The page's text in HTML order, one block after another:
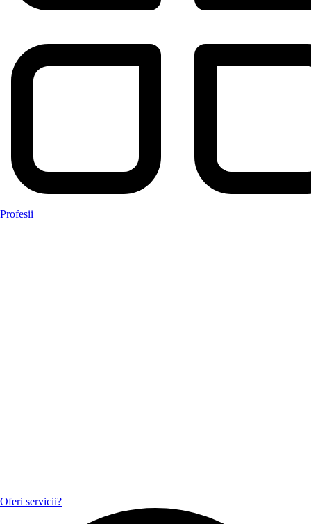
Profesii
Oferi servicii?